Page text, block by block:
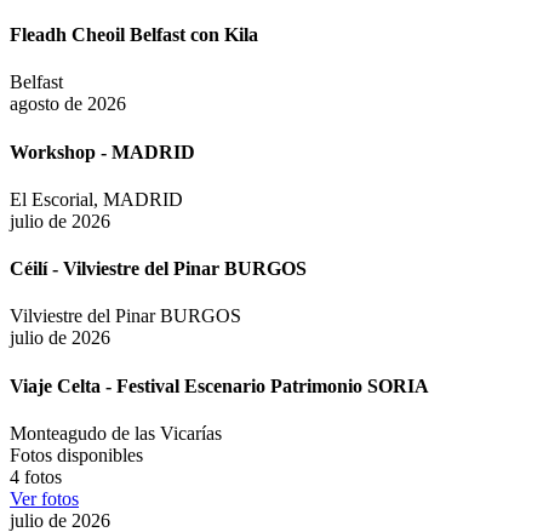
Fleadh Cheoil Belfast con Kila
Belfast
agosto de 2026
Workshop - MADRID
El Escorial, MADRID
julio de 2026
Céilí - Vilviestre del Pinar BURGOS
Vilviestre del Pinar BURGOS
julio de 2026
Viaje Celta - Festival Escenario Patrimonio SORIA
Monteagudo de las Vicarías
Fotos disponibles
4 fotos
Ver fotos
julio de 2026